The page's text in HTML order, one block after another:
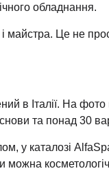
обладнання.
майстра. Це не
в Італії. На
та понад 30
у каталозі